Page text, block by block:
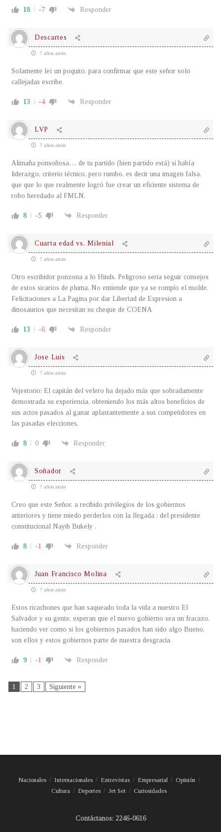
18 -7 Responder
Descartes
7 años atrás
Solamente leí un poquito, para confirmar que este señor solo
callejadas escribe.
13 -4 Responder
LVP
7 años atrás
Alimaña ponsoñosa… de tu partido (bien partido está) si había
liderazgo, criterio técnico, pero rumbo, es decir una imagen falsa,
que que lo que realmente logró fue crear un eficiente sistema de
robo heredado al FMLN.
8 -5 Responder
Cuarta edad vs. Milenial
7 años atrás
Otro escribidor ponzona a lo Hinds. Peligroso seria seguir consejos
de estos sicarios de pluma. No entiende que ya se rompio el molde.
Felicitaciones a La Pagina por dar Libertad de Expresion a
dinosaurios que necesitan su cheque de COENA
13 -6 Responder
Jose Luis
7 años atrás
Vejestorio: El capitán del velero ha dejado más que sobradamente
demostrada su experiencia, obteniendo los más altos beneficios de
sus actos pasados al ganar aplastantemente a sus competidores en
las pasadas elecciones.
8 0 Responder
Soñador
7 años atrás
Creo que este Señor, a recibido privilegios de los gobiernos
anteriores y tiene miedo perderlos con la llegada ; del presidente
constitucional Nayib Bukely .
8 -1 Responder
Juan Francisco Molina
7 años atrás
Estos ricachones que han saqueado toda la vida a nuestro El
Salvador y su gente, esperan que el nuevo gobierno sea un fracazo,
haciendo ver como si los gobiernos pasados han sido algo Bueno,
son ellos y estos gobiernos parte de nuestra desgracia.
9 -1 Responder
1 2 3 Siguiente »
Nacionales Internacionales Entrevistas Empresarial
Opinión
Cultura
Deportes Jet Set Curiosidades
Contáctanos: 2246-0616